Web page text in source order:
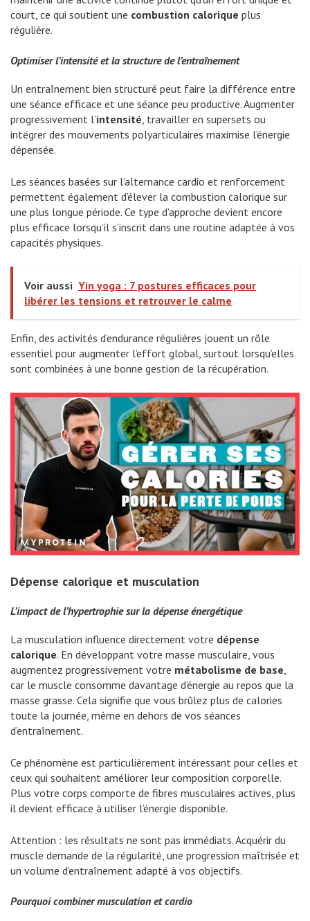
court, ce qui soutient une combustion calorique plus
régulière.
Optimiser l’intensité et la structure de l’entraînement
Un entraînement bien structuré peut faire la différence entre
une séance efficace et une séance peu productive. Augmenter
progressivement l’intensité , travailler en supersets ou
intégrer des mouvements polyarticulaires maximise l’énergie
dépensée.
Les séances basées sur l’alternance cardio et renforcement
permettent également d’élever la combustion calorique sur
une plus longue période. Ce type d’approche devient encore
plus efficace lorsqu’il s’inscrit dans une routine adaptée à vos
capacités physiques.
Voir aussi Yin yoga : 7 postures efficaces pour
libérer les tensions et retrouver le calme
Enfin, des activités d’endurance régulières jouent un rôle
essentiel pour augmenter l’effort global, surtout lorsqu’elles
sont combinées à une bonne gestion de la récupération.
Dépense calorique et musculation
L’impact de l’hypertrophie sur la dépense énergétique
La musculation influence directement votre dépense
calorique. En développant votre masse musculaire, vous
augmentez progressivement votre métabolisme de base
car le muscle consomme davantage d’énergie au repos que la
masse grasse. Cela signifie que vous brûlez plus de calories
toute la journée, même en dehors de vos séances
d’entraînement.
Ce phénomène est particulièrement intéressant pour celles et
ceux qui souhaitent améliorer leur composition corporelle.
Plus votre corps comporte de fibres musculaires actives, plus
il devient efficace à utiliser l’énergie disponible.
Attention : les résultats ne sont pas immédiats. Acquérir du
muscle demande de la régularité, une progression maîtrisée et
un volume d’entraînement adapté à vos objectifs.
Pourquoi combiner musculation et cardio